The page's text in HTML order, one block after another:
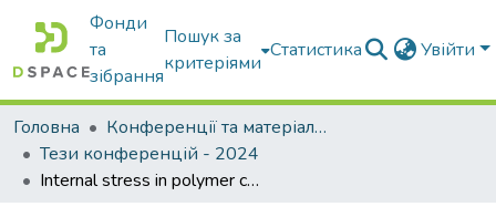
Фонди
та
зібрання
Пошук за
критеріями
Статистика Увійти
Головна
Конференції та матеріали конференцій
Тези конференцій - 2024
Internal stress in polymer coatings of parts of grain harvesting combiners